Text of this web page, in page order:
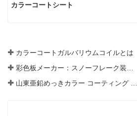
カラーコートシート
カラーコートガルバリウムコイルとは
山東亜鉛めっきカラー コーティング シート メーカーは、そのソフトウェアについて説明します。